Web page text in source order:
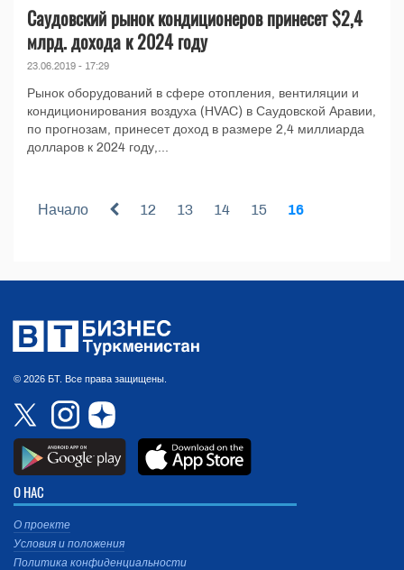
Саудовский рынок кондиционеров принесет $2,4
млрд. дохода к 2024 году
23.06.2019 - 17:29
Рынок оборудований в сфере отопления, вентиляции и
кондиционирования воздуха (HVAC) в Саудовской Аравии,
по прогнозам, принесет доход в размере 2,4 миллиарда
долларов к 2024 году,...
Начало 12 13 14 15 16
© 2026 БТ. Все права защищены.
О НАС
О проекте
Условия и положения
Политика конфиденциальности